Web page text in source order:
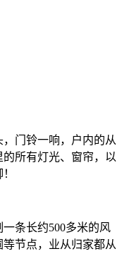
门铃一响，户内的从
所有灯光、窗帘，以
条长约500多米的风
节点，业从归家都从